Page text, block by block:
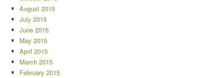
August 2015
July 2015
June 2015
May 2015
April 2015
March 2015
February 2015